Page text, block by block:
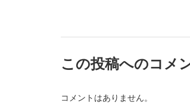
この投稿へのコメ
コメントはありません。